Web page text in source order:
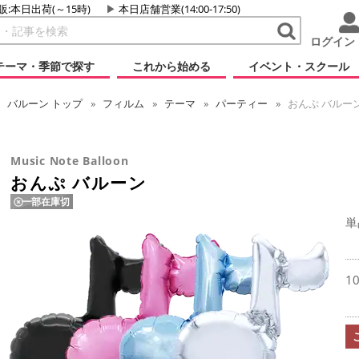
:本日出荷(～15時) 本日店舗営業(14:00-17:50)
ログイン
ーマ・季節で探す
これから始める イベント・スクール
バルーン トップ フィルム テーマ パーティー おんぷ バルー
Music Note Balloon
おんぷ バルーン
一部在庫切